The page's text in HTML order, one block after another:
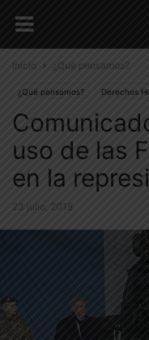
Inicio ¿Qué pensamos?
¿Qué pensamos? Derechos
Situación Nacional
uso de las
en la
23 julio, 2018